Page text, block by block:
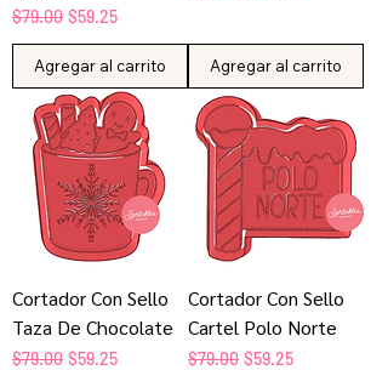
Precio
$79.00 Precio de oferta
$59.25
Agregar al carrito Agregar al carrito
Cortador Con Sello
Taza De Chocolate
Precio
$79.00 Precio de oferta
$59.25
Cortador Con Sello
Cartel Polo Norte
Precio
$79.00 Precio de oferta
$59.25